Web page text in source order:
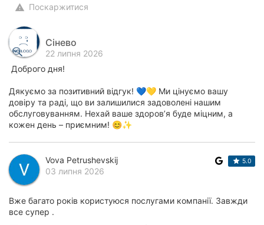
warning Поскаржитися
Сінево
22 липня 2026
Доброго дня!
Дякуємо за позитивний відгук! 💙💛 Ми цінуємо вашу
довіру та раді, що ви залишилися задоволені нашим
обслуговуванням. Нехай ваше здоров’я буде міцним, а
кожен день – приємним! 😊✨
Vova Petrushevskij
03 липня 2026
5.0
Вже багато років користуюся послугами компанії. Завжди
все супер .